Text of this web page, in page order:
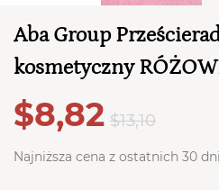
Aba Group
kosmetyczny
$8,82 $13,10
Najniższa cena z ostatnich 30